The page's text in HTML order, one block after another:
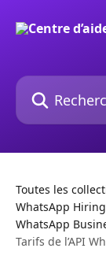
Rechercher un
Toutes les
WhatsApp
WhatsApp
Tarifs de l’API